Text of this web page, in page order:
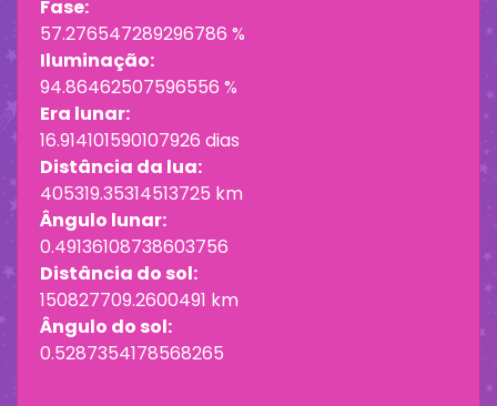
Fase:
57.276547289296786 %
Iluminação:
94.86462507596556 %
Era lunar:
16.914101590107926 dias
Distância da lua:
405319.35314513725 km
Ângulo lunar:
0.49136108738603756
Distância do sol:
150827709.2600491 km
Ângulo do sol:
0.5287354178568265